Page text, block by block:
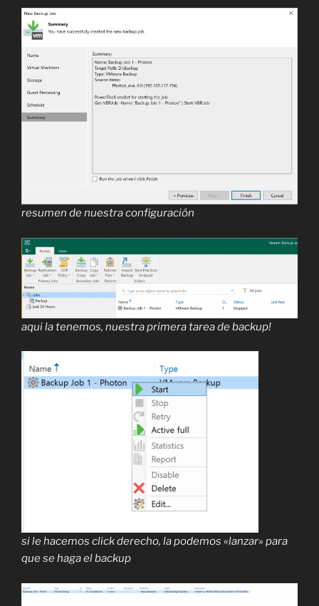
resumen de nuestra configuración
aqui la tenemos, nuestra primera tarea de backup!
si le hacemos click derecho, la podemos «lanzar» para
que se haga el backup